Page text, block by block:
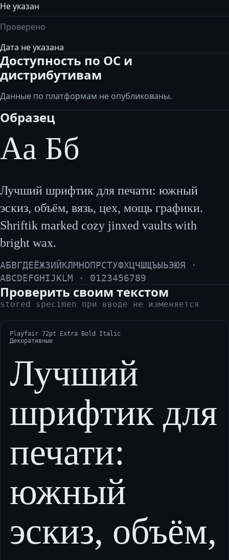
Не указан
Проверено
Дата не указана
Доступность по ОС и
дистрибутивам
Данные по платформам не опубликованы.
Образец
Аа Бб
Лучший шрифтик для печати: южный
эскиз, объём, вязь, цех, мощь графики.
Shriftik marked cozy jinxed vaults with
bright wax.
АБВГДЕЁЖЗИЙКЛМНОПРСТУФХЦЧШЩЪЫЬЭЮЯ ·
ABCDEFGHIJKLM · 0123456789
Проверить своим текстом
stored specimen при вводе не изменяется
Playfair 72pt Extra Bold Italic
Декоративные
Лучший
шрифтик для
печати:
южный
эскиз, объём,